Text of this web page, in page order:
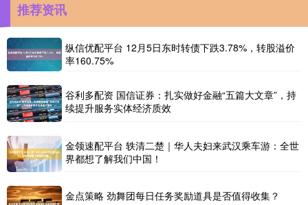
推荐资讯
纵信优配平台 12月5日东时转债下跌3.78%，转股溢价
率160.75%
谷利多配资 国信证券：扎实做好金融“五篇大文章”，持
续提升服务实体经济质效
金领速配平台 轶清二楚｜华人夫妇来武汉乘车游：全世
界都想了解我们中国！
金点策略 劲舞团每日任务奖励道具是否值得收集？